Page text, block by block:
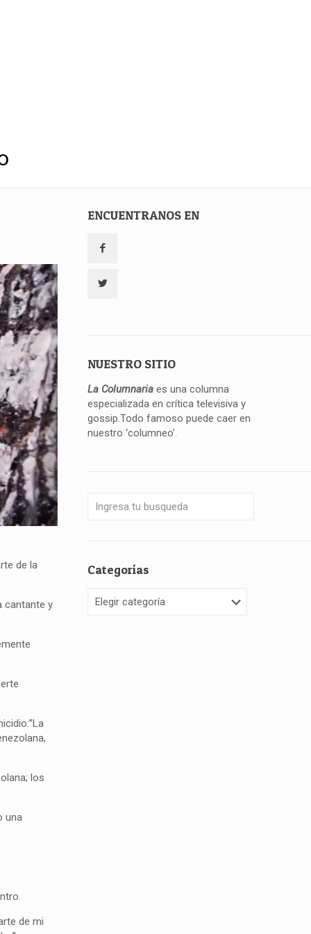
de la
cantante y
los
una
de mi
ENCUENTRANOS EN
NUESTRO SITIO
La Columnaria es una columna
especializada en crítica televisiva y
gossip.Todo famoso puede caer en
nuestro ‘columneo’.
Categorías